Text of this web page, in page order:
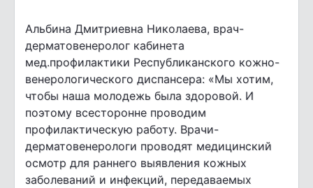
Альбина Дмитриевна Николаева, врач-
дерматовенеролог кабинета
мед.профилактики Республиканского кожно-
венерологического диспансера: «Мы хотим,
чтобы наша молодежь была здоровой. И
поэтому всесторонне проводим
профилактическую работу. Врачи-
дерматовенерологи проводят медицинский
осмотр для раннего выявления кожных
заболеваний и инфекций, передаваемых